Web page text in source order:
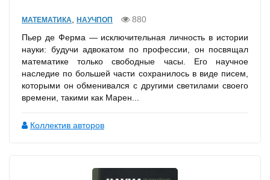
МАТЕМАТИКА НАУЧПОП
880
Пьер де Ферма — исключительная личность в истории
науки: будучи адвокатом по профессии, он посвящал
математике только свободные часы. Его научное
наследие по большей части сохранилось в виде писем,
которыми он обменивался с другими светилами своего
времени, такими как Марен...
Коллектив авторов